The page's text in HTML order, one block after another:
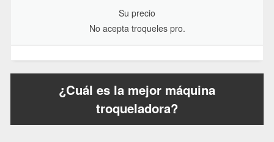
Su precio
No acepta troqueles pro.
¿Cuál es la mejor máquina
troqueladora?